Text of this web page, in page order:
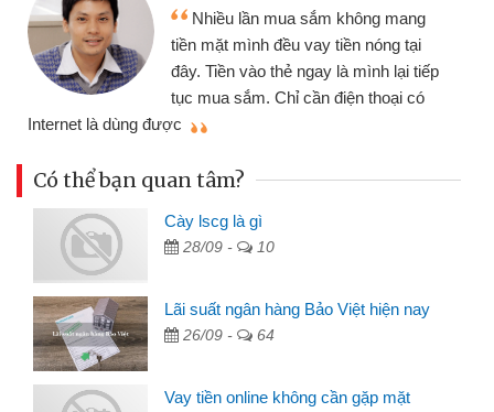
Nhiều lần mua sắm không mang
tiền mặt mình đều vay tiền nóng tại
đây. Tiền vào thẻ ngay là mình lại tiếp
tục mua sắm. Chỉ cần điện thoại có
Internet là dùng được
Có thể bạn quan tâm?
Cày lscg là gì
28/09 - 10
Lãi suất ngân hàng Bảo Việt hiện nay
26/09 - 64
Vay tiền online không cần gặp mặt